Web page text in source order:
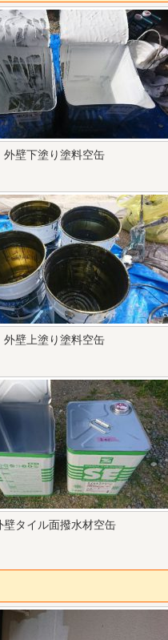
外壁下塗り塗料空缶
外壁上塗り塗料空缶
壁タイル面撥水材空缶